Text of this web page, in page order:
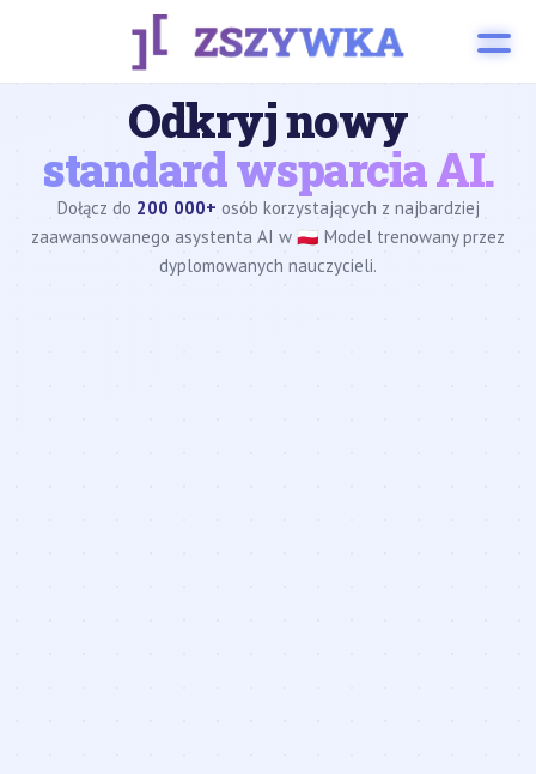
Odkryj nowy
standard wsparcia AI.
Dołącz do 200 000+ osób korzystających z najbardziej
zaawansowanego asystenta AI w 🇵🇱 Model trenowany przez
dyplomowanych nauczycieli.